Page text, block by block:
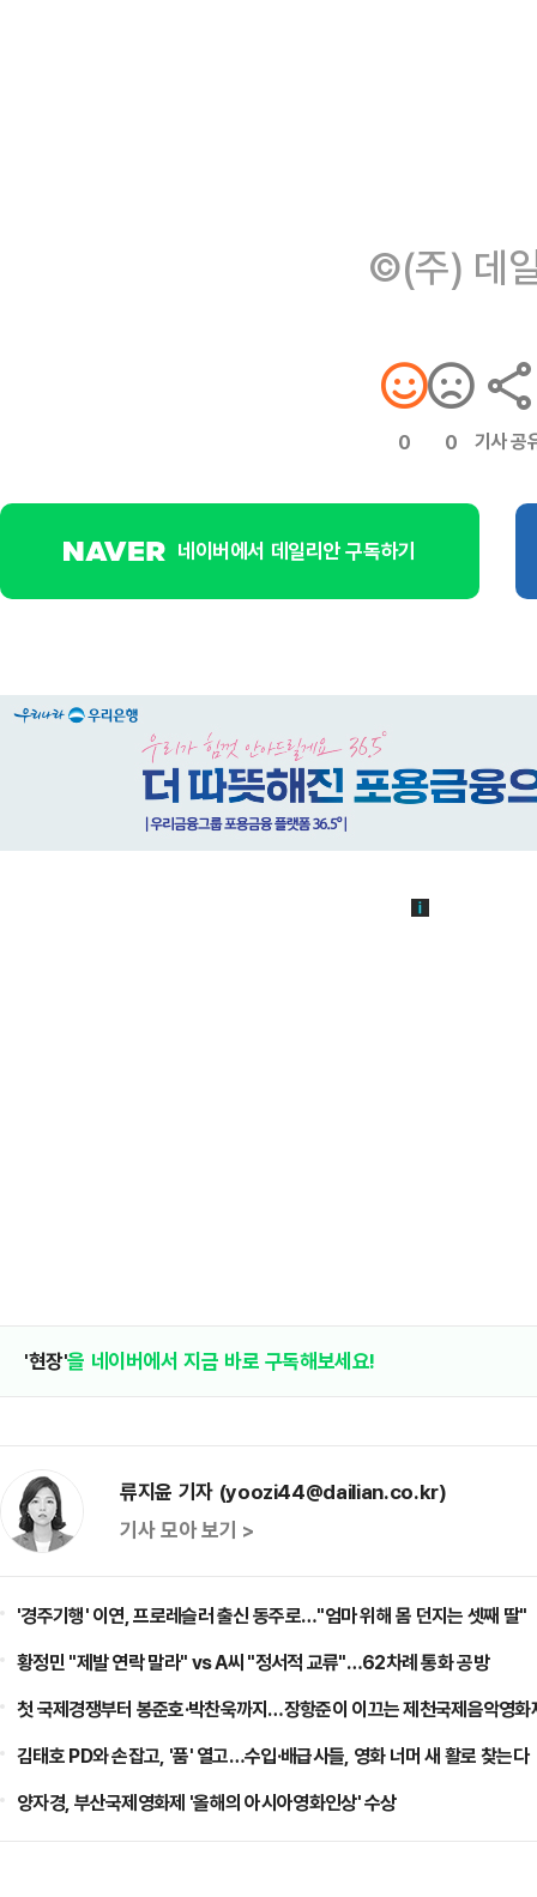
©(주) 데
0 0 기사 공
네이버에서 데일리안 구독하기
'현장'을 네이버에서 지금 바로 구독해보세요!
류지윤 기자 (yoozi44@dailian.co.kr)
기사 모아 보기 >
'경주기행' 이연, 프로레슬러 출신 동주로…"엄마 위해 몸 던지는 셋째 딸"
황정민 "제발 연락 말라" vs A씨 "정서적 교류"…62차례 통화 공방
첫 국제경쟁부터 봉준호·박찬욱까지…장항준이 이끄는 제천국제음악영화
김태호 PD와 손잡고, '품' 열고…수입·배급사들, 영화 너머 새 활로 찾는다
양자경, 부산국제영화제 '올해의 아시아영화인상' 수상